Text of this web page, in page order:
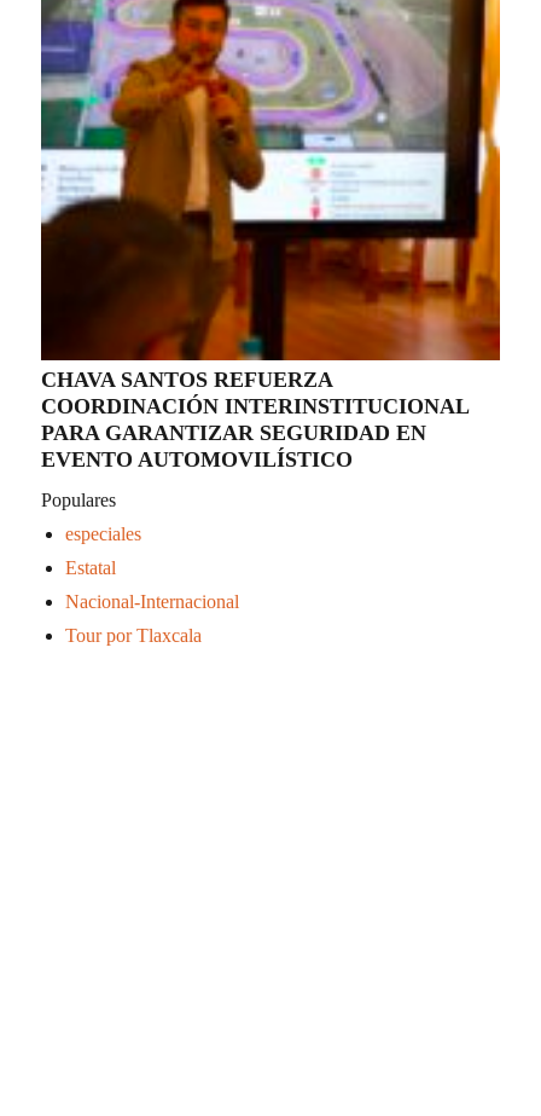
CHAVA SANTOS REFUERZA
COORDINACIÓN INTERINSTITUCIONAL
PARA GARANTIZAR SEGURIDAD EN
EVENTO AUTOMOVILÍSTICO
Populares
especiales
Estatal
Nacional-Internacional
Tour por Tlaxcala